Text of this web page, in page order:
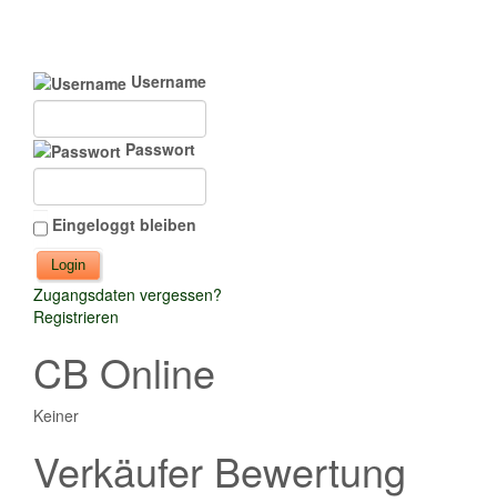
Username
Passwort
Eingeloggt bleiben
Zugangsdaten vergessen?
Registrieren
CB Online
Keiner
Verkäufer Bewertung